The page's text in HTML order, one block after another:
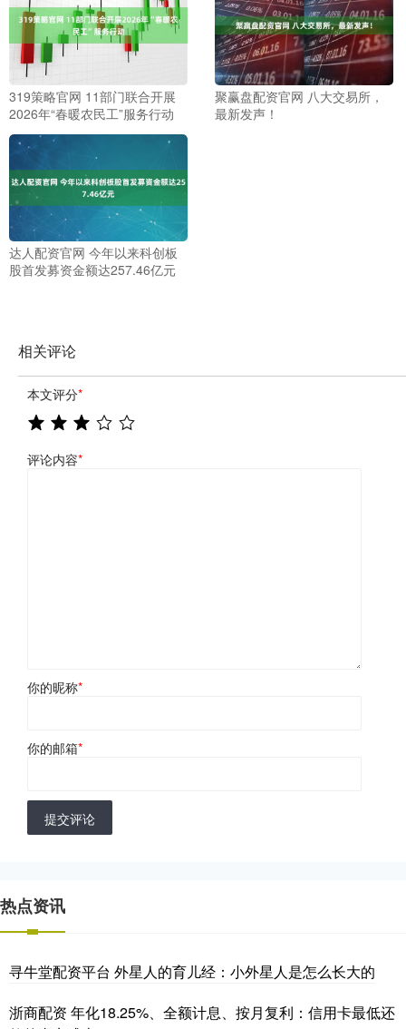
319策略官网 11部门联合开展
2026年“春暖农民工”服务行动
聚赢盘配资官网 八大交易所，
最新发声！
达人配资官网 今年以来科创板
股首发募资金额达257.46亿元
相关评论
本文评分*
评论内容*
你的昵称*
你的邮箱*
提交评论
热点资讯
寻牛堂配资平台 外星人的育儿经：小外星人是怎么长大的
浙商配资 年化18.25%、全额计息、按月复利：信用卡最低还